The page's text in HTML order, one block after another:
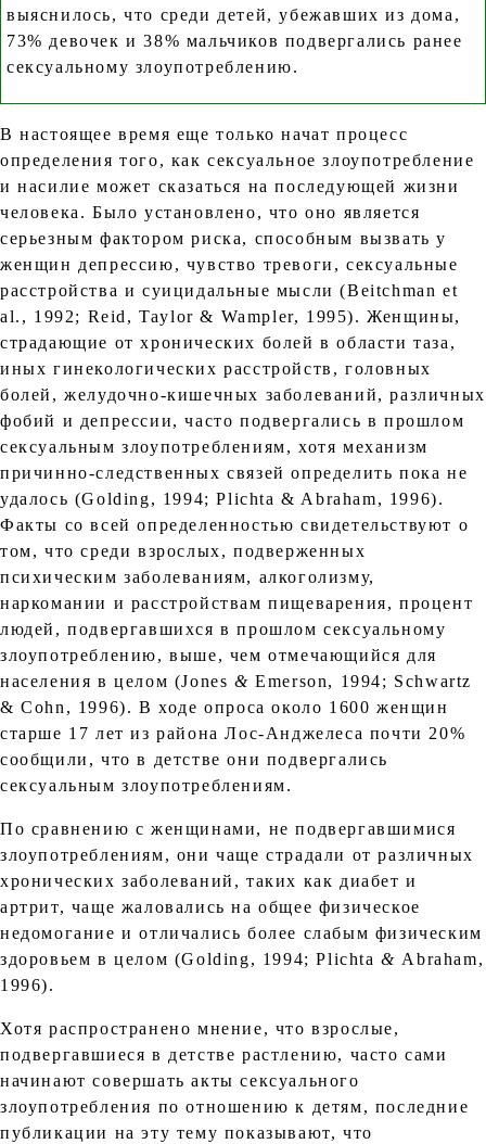
выяснилось, что среди детей, убежавших из дома,
73% девочек и 38% мальчиков подвергались ранее
сексуальному злоупотреблению.
В настоящее время еще только начат процесс
определения того, как сексуальное злоупотребление
и насилие может сказаться на последующей жизни
человека. Было установлено, что оно является
серьезным фактором риска, способным вызвать у
женщин депрессию, чувство тревоги, сексуальные
расстройства и суицидальные мысли (Beitchman et
al., 1992; Reid, Taylor & Wampler, 1995). Женщины,
страдающие от хронических болей в области таза,
иных гинекологических расстройств, головных
болей, желудочно-кишечных заболеваний, различных
фобий и депрессии, часто подвергались в прошлом
сексуальным злоупотреблениям, хотя механизм
причинно-следственных связей определить пока не
удалось (Golding, 1994; Plichta & Abraham, 1996).
Факты со всей определенностью свидетельствуют о
том, что среди взрослых, подверженных
психическим заболеваниям, алкоголизму,
наркомании и расстройствам пищеварения, процент
людей, подвергавшихся в прошлом сексуальному
злоупотреблению, выше, чем отмечающийся для
населения в целом (Jones &Emerson, 1994; Schwartz
& Cohn, 1996). В ходе опроса около 1600 женщин
старше 17 лет из района Лос-Анджелеса почти 20%
сообщили, что в детстве они подвергались
сексуальным злоупотреблениям.
По сравнению с женщинами, не подвергавшимися
злоупотреблениям, они чаще страдали от различных
хронических заболеваний, таких как диабет и
артрит, чаще жаловались на общее физическое
недомогание и отличались более слабым физическим
здоровьем в целом (Golding, 1994; Plichta& Abraham,
1996).
Хотя распространено мнение, что взрослые,
подвергавшиеся в детстве растлению, часто сами
начинают совершать акты сексуального
злоупотребления по отношению к детям, последние
публикации на эту тему показывают, что